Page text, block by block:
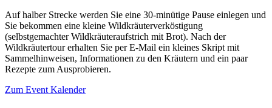
Auf halber Strecke werden Sie eine 30-minütige Pause einlegen und
Sie bekommen eine kleine Wildkräuterverköstigung
(selbstgemachter Wildkräuteraufstrich mit Brot). Nach der
Wildkräutertour erhalten Sie per E-Mail ein kleines Skript mit
Sammelhinweisen, Informationen zu den Kräutern und ein paar
Rezepte zum Ausprobieren.
Zum Event Kalender